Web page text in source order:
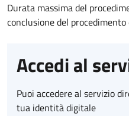
Durata massima del
conclusione del
Accedi al
Puoi accedere al servizio
tua identità digitale